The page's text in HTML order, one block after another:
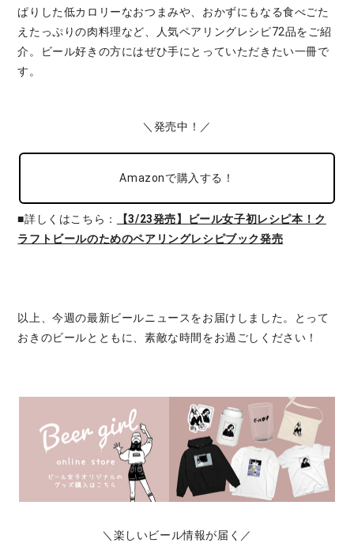
ぱりした低カロリーなおつまみや、おかずにもなる食べごた
えたっぷりの肉料理など、人気ペアリングレシピ72品をご紹
介。ビール好きの方にはぜひ手にとっていただきたい一冊で
す。
＼発売中！／
Amazonで購入する！
■詳しくはこちら：
【3/23発売】ビール女子初レシピ本！ク
ラフトビールのためのペアリングレシピブック発売
以上、今週の最新ビールニュースをお届けしました。とって
おきのビールとともに、素敵な時間をお過ごしください！
＼楽しいビール情報が届く／